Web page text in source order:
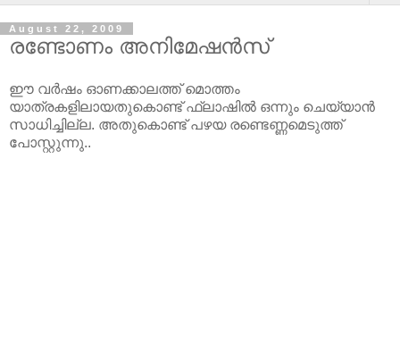
August 22, 2009
രണ്ടോണം അനിമേഷന്‍സ്
ഈ വര്‍ഷം ഓണക്കാലത്ത് മൊത്തം
യാത്രകളിലായതുകൊണ്ട് ഫ്ലാഷില്‍ ഒന്നും ചെയ്യാന്‍
സാധിച്ചില്ല. അതുകൊണ്ട് പഴയ രണ്ടെണ്ണമെടുത്ത്
പോസ്റ്റുന്നു..